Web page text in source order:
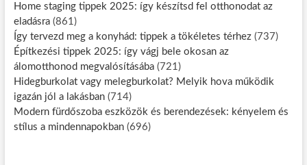
Home staging tippek 2025: így készítsd fel otthonodat az
eladásra (861)
Így tervezd meg a konyhád: tippek a tökéletes térhez (737)
Építkezési tippek 2025: így vágj bele okosan az
álomotthonod megvalósításába (721)
Hidegburkolat vagy melegburkolat? Melyik hova működik
igazán jól a lakásban (714)
Modern fürdőszoba eszközök és berendezések: kényelem és
stílus a mindennapokban (696)